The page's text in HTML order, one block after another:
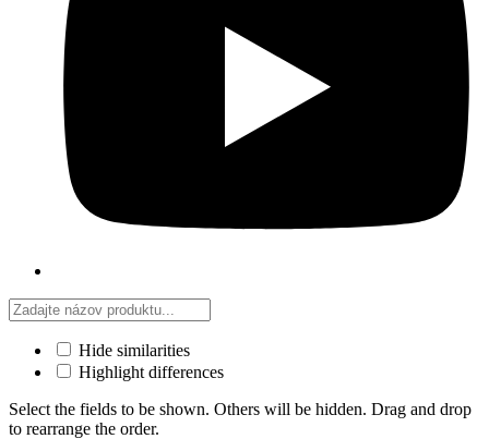
Hide similarities
Highlight differences
Select the fields to be shown. Others will be hidden. Drag and drop
to rearrange the order.